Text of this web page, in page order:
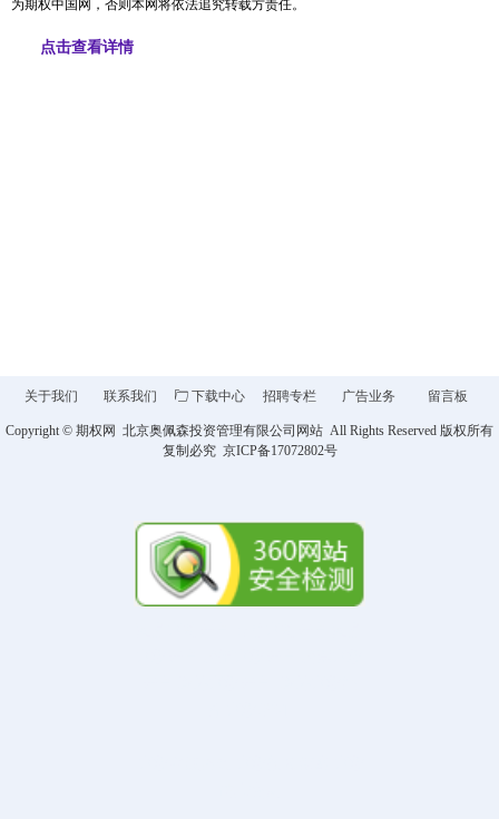
为期权中国网，否则本网将依法追究转载方责任。
点击查看详情
关于我们 联系我们 ꄁ 下载中心 招聘专栏 广告业务 留言板
Copyright © 期权网 北京奥佩森投资管理有限公司网站 All Rights Reserved 版权所有
复制必究 京ICP备17072802号